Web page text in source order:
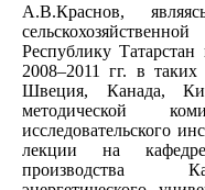
А.В.Краснов,
Республику
2008–2011 гг. в
Швеция, Канада,
методической
исследовательского
лекции на
производства